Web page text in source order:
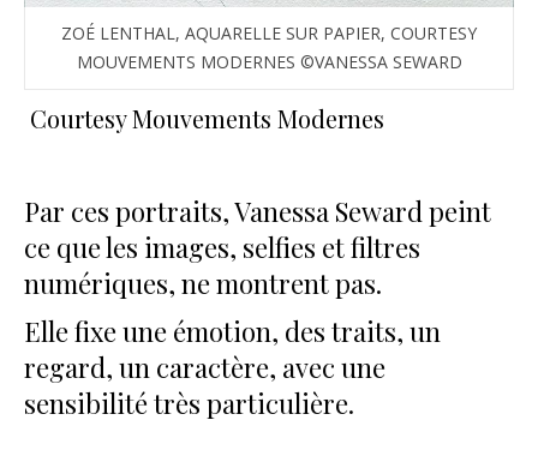
ZOÉ LENTHAL, AQUARELLE SUR PAPIER, COURTESY
MOUVEMENTS MODERNES ©VANESSA SEWARD
Courtesy Mouvements Modernes
Par ces portraits, Vanessa Seward peint
ce que les images, selfies et filtres
numériques, ne montrent pas.
Elle fixe une émotion, des traits, un
regard, un caractère, avec une
sensibilité très particulière.